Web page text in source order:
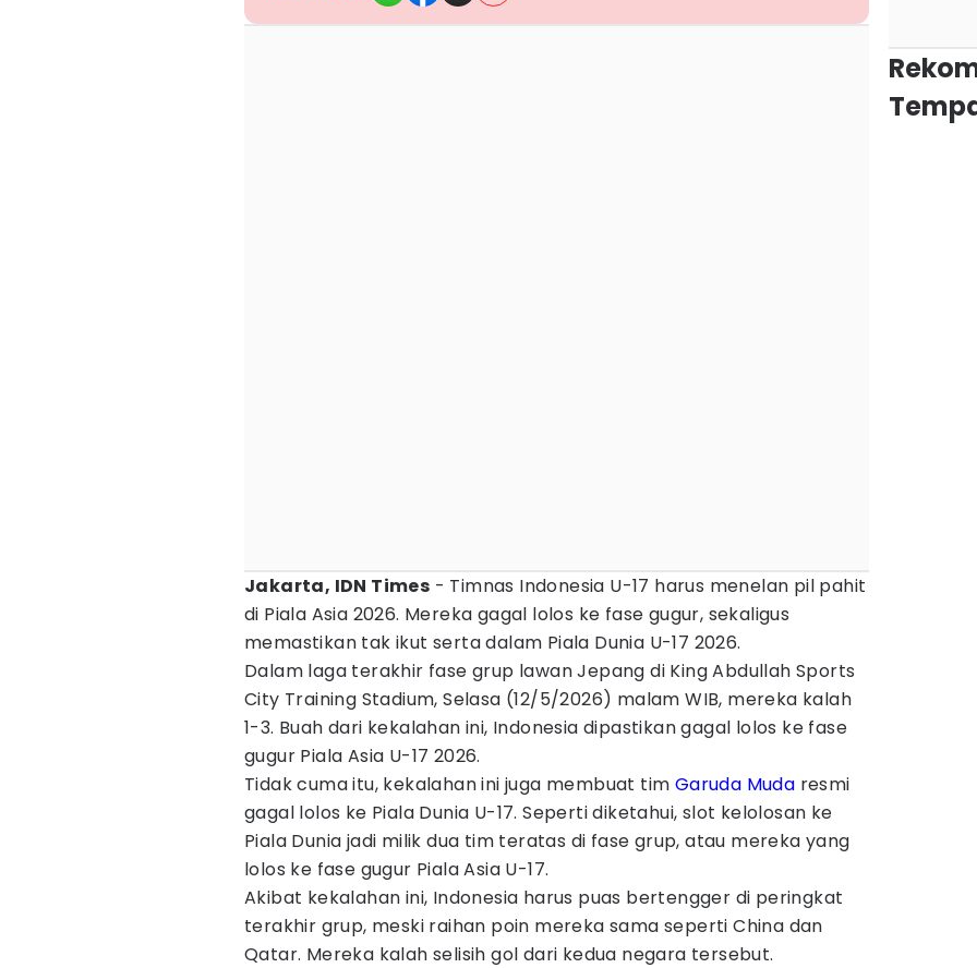
Jakarta, IDN Times - Timnas Indonesia U-17 harus menelan pil pahit
di Piala Asia 2026. Mereka gagal lolos ke fase gugur, sekaligus
memastikan tak ikut serta dalam Piala Dunia U-17 2026.
Dalam laga terakhir fase grup lawan Jepang di King Abdullah Sports
City Training Stadium, Selasa (12/5/2026) malam WIB, mereka kalah
1-3. Buah dari kekalahan ini, Indonesia dipastikan gagal lolos ke fase
gugur Piala Asia U-17 2026.
Tidak cuma itu, kekalahan ini juga membuat tim Garuda Muda resmi
gagal lolos ke Piala Dunia U-17. Seperti diketahui, slot kelolosan ke
Piala Dunia jadi milik dua tim teratas di fase grup, atau mereka yang
lolos ke fase gugur Piala Asia U-17.
Akibat kekalahan ini, Indonesia harus puas bertengger di peringkat
terakhir grup, meski raihan poin mereka sama seperti China dan
Qatar. Mereka kalah selisih gol dari kedua negara tersebut.